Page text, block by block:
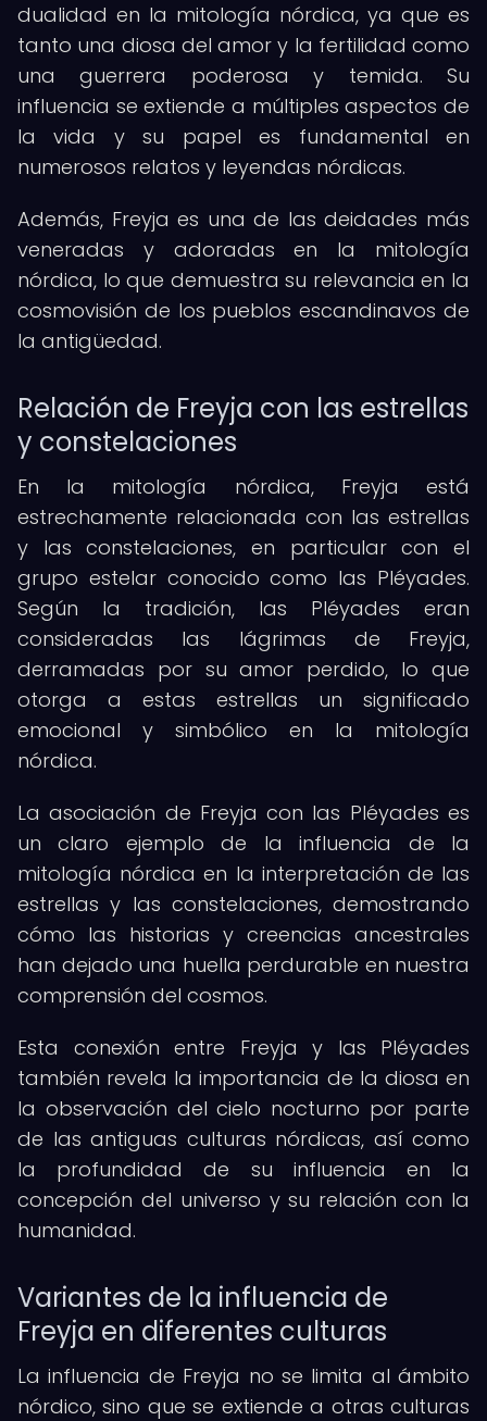
dualidad en la mitología nórdica, ya que es
tanto una diosa del amor y la fertilidad como
una guerrera poderosa y temida. Su
influencia se extiende a múltiples aspectos de
la vida y su papel es fundamental en
numerosos relatos y leyendas nórdicas.
Además, Freyja es una de las deidades más
veneradas y adoradas en la mitología
nórdica, lo que demuestra su relevancia en la
cosmovisión de los pueblos escandinavos de
la antigüedad.
Relación de Freyja con las estrellas
y constelaciones
En la mitología nórdica, Freyja está
estrechamente relacionada con las estrellas
y las constelaciones, en particular con el
grupo estelar conocido como las Pléyades.
Según la tradición, las Pléyades eran
consideradas las lágrimas de Freyja,
derramadas por su amor perdido, lo que
otorga a estas estrellas un significado
emocional y simbólico en la mitología
nórdica.
La asociación de Freyja con las Pléyades es
un claro ejemplo de la influencia de la
mitología nórdica en la interpretación de las
estrellas y las constelaciones, demostrando
cómo las historias y creencias ancestrales
han dejado una huella perdurable en nuestra
comprensión del cosmos.
Esta conexión entre Freyja y las Pléyades
también revela la importancia de la diosa en
la observación del cielo nocturno por parte
de las antiguas culturas nórdicas, así como
la profundidad de su influencia en la
concepción del universo y su relación con la
humanidad.
Variantes de la influencia de
Freyja en diferentes culturas
La influencia de Freyja no se limita al ámbito
nórdico, sino que se extiende a otras culturas